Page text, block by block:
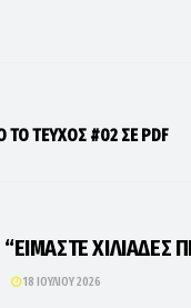
ΤΕΥΧΟΣ #02 ΣΕ PDF
ΧΙΛΙΑΔΕΣ
18 ΙΟΥΛΊΟΥ 2026